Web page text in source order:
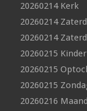
20260214 Kerk
20260214
20260214
20260215
20260215
20260215
20260216